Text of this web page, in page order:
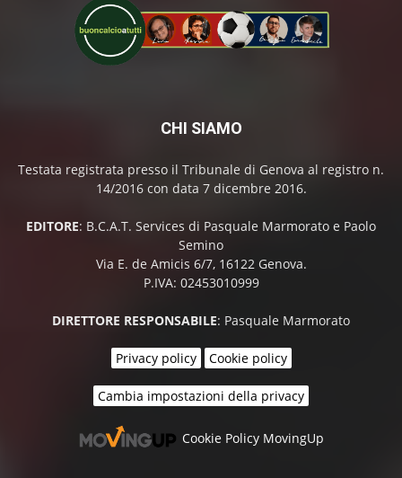
CHI SIAMO
Testata registrata presso il Tribunale di Genova al registro n.
14/2016 con data 7 dicembre 2016.
EDITORE: B.C.A.T. Services di Pasquale Marmorato e Paolo
Semino
Via E. de Amicis 6/7, 16122 Genova.
P.IVA: 02453010999
DIRETTORE RESPONSABILE: Pasquale Marmorato
Privacy policy Cookie policy
Cambia impostazioni della privacy
Cookie Policy MovingUp